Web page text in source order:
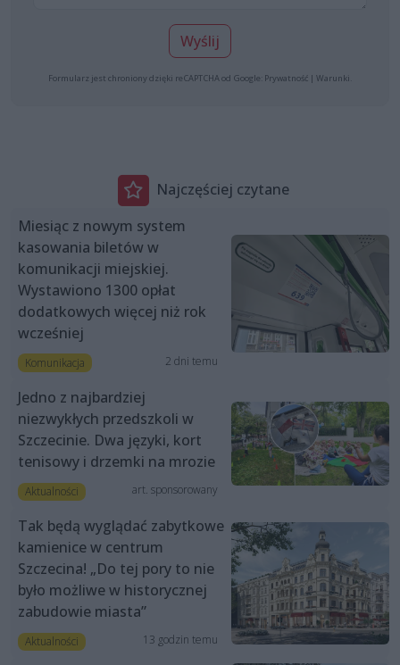
Wyślij
Formularz jest chroniony dzięki reCAPTCHA od Google: Prywatność | Warunki
Najczęściej czytane
Miesiąc z nowym system
kasowania biletów w
komunikacji miejskiej.
Wystawiono 1300 opłat
dodatkowych więcej niż rok
wcześniej
Komunikacja 2 dni temu
Jedno z najbardziej
niezwykłych przedszkoli w
Szczecinie. Dwa języki, kort
tenisowy i drzemki na mrozie
Aktualności art. sponsorowany
Tak będą wyglądać zabytkowe
kamienice w centrum
Szczecina! „Do tej pory to nie
było możliwe w historycznej
zabudowie miasta”
Aktualności 13 godzin temu